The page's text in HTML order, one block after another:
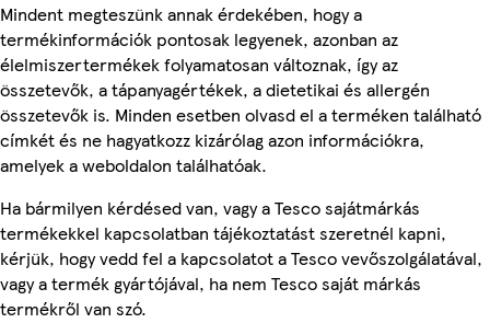
Mindent megteszünk annak érdekében, hogy a
termékinformációk pontosak legyenek, azonban az
élelmiszertermékek folyamatosan változnak, így az
összetevők, a tápanyagértékek, a dietetikai és allergén
összetevők is. Minden esetben olvasd el a terméken található
címkét és ne hagyatkozz kizárólag azon információkra,
amelyek a weboldalon találhatóak.
Ha bármilyen kérdésed van, vagy a Tesco sajátmárkás
termékekkel kapcsolatban tájékoztatást szeretnél kapni,
kérjük, hogy vedd fel a kapcsolatot a Tesco vevőszolgálatával,
vagy a termék gyártójával, ha nem Tesco saját márkás
termékről van szó.